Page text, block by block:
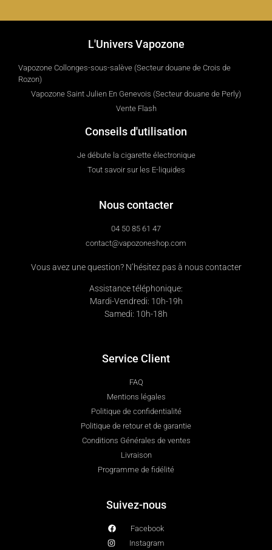
L'Univers Vapozone
Vapozone Collonges-sous-salève (Secteur douane de Crois de
Rozon)
Vapozone Saint Julien En Genevois (Secteur douane de Perly)
Vente Flash
Conseils d'utilisation
Je débute la cigarette électronique
Tout savoir sur les E-liquides
Nous contacter
04 50 85 61 47
contact@vapozoneshop.com
Vous avez une question? N’hésitez pas à nous contacter
Assistance téléphonique:
Mardi-Vendredi: 10h-19h
Samedi: 10h-18h
Service Client
FAQ
Mentions légales
Politique de confidentialité
Politique de retour et de garantie
Conditions Générales de ventes
Livraison
Programme de fidélité
Suivez-nous
Facebook
Instagram